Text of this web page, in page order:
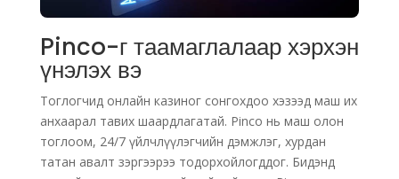
Pinco-г таамаглалаар хэрхэн
үнэлэх вэ
Тоглогчид онлайн казиног сонгохдоо хэзээд маш их
анхаарал тавих шаардлагатай. Pinco нь маш олон
тоглоом, 24/7 үйлчлүүлэгчийн дэмжлэг, хурдан
татан авалт зэргээрээ тодорхойлогддог. Бидэнд